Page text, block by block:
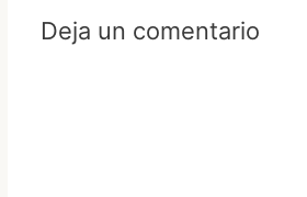
Deja un comentario